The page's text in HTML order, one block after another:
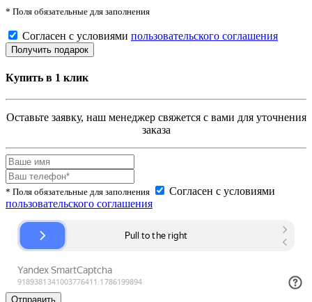
* Поля обязательные для заполнения
Согласен с условиями пользовательского соглашения
Купить в 1 клик
Оставьте заявку, наш менеджер свяжется с вами для уточнения
заказа
* Поля обязательные для заполнения
Согласен с условиями
пользовательского соглашения